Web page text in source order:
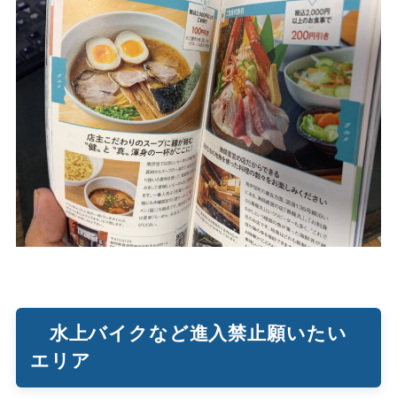
水上バイクなど進入禁止願いたい
エリア